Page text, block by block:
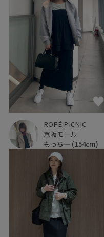
ROPÉ PICNIC
京阪モール
もっちー (154cm)